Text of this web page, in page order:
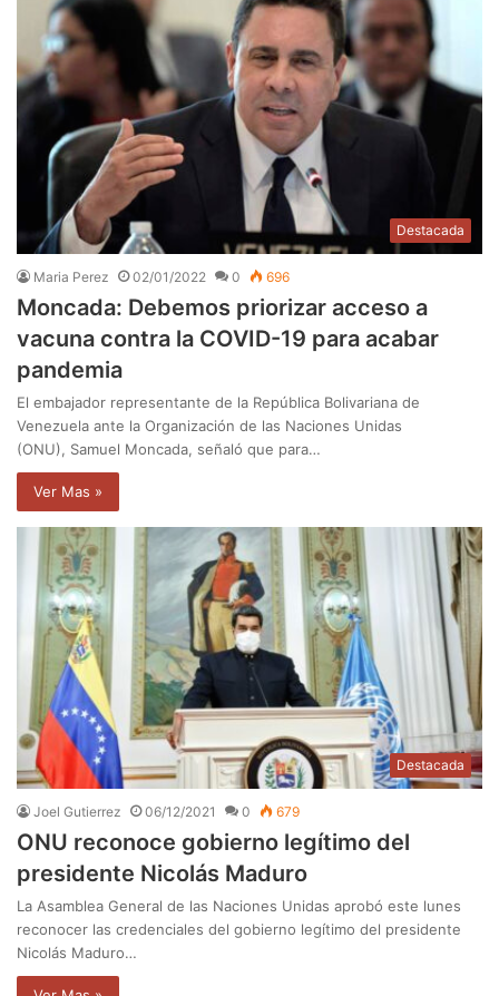
Destacada
Maria Perez 02/01/2022 0 696
Moncada: Debemos priorizar acceso a
vacuna contra la COVID-19 para acabar
pandemia
El embajador representante de la República Bolivariana de
Venezuela ante la Organización de las Naciones Unidas
(ONU), Samuel Moncada, señaló que para…
Ver Mas »
Destacada
Joel Gutierrez 06/12/2021 0 679
ONU reconoce gobierno legítimo del
presidente Nicolás Maduro
La Asamblea General de las Naciones Unidas aprobó este lunes
reconocer las credenciales del gobierno legítimo del presidente
Nicolás Maduro…